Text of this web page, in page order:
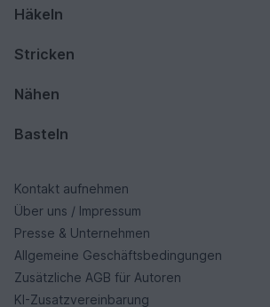
Häkeln
Stricken
Nähen
Basteln
Kontakt aufnehmen
Über uns / Impressum
Presse & Unternehmen
Allgemeine Geschäftsbedingungen
Zusätzliche AGB für Autoren
KI-Zusatzvereinbarung